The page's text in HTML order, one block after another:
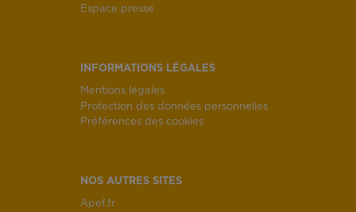
Espace presse
INFORMATIONS LÉGALES
Mentions légales
Protection des données personnelles
Préférences des cookies
NOS AUTRES SITES
Apef.fr